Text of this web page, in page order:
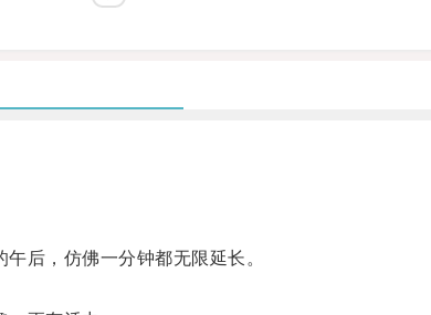
后，仿佛一分钟都无限延长。